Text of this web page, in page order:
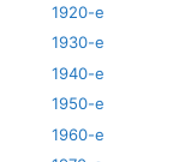
1920-е
1930-е
1940-е
1950-е
1960-е